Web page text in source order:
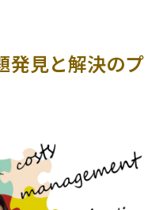
発見と解決のプ